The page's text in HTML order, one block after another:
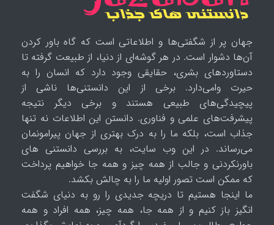
جهان پر از شگفتی‌ها و اطلاعاتی است که گاه باور کردن
آن‌ها دشوار است. در هر گوشه‌ای از دنیا، از طبیعت گرفته تا
دستاوردهای بشری، حقایقی وجود دارد که انسان را به
حیرت وامی‌دارد. برخی از این دانستنی‌ها ناشی از
پیچیدگی‌های طبیعی هستند و برخی دیگر نتیجه
پیشرفت‌های علمی و فناوری. دانستن این اطلاعات نه تنها
جذاب است، بلکه ما را به درک بهتری از جهان پیرامونمان
می‌رساند. در این وب سایت، به بررسی دانستنی های
باورنکردنی و جالب از همه چیز و همه جا خواهیم پرداخت
که ممکن است تصور اولیه ما را به چالش بکشد.
ما اینجا هستیم تا دریچه جدیدی را رو به دنیای شگفت
انگیز باز کنیم و از همه جا، همه چیز، همه افراد و همه